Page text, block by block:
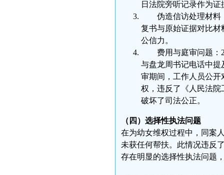
日法院旁听记录作为
伪造信访处理材料
复书与原始证据对比
公信力。
费用与庭审问题：
与盘龙周书记电话中提
审期间，工作人员公开
权，违反了《人民法
破坏了司法公正。
（四）选择性执法问题
在为幼女维权过程中，同案
未获任何帮扶。此情况违反
存在明显的选择性执法问题